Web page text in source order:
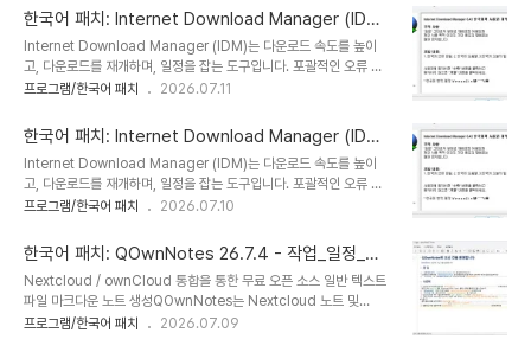
설치 명령을 실행..
가 매우 유용합니다.이 소프트웨어를 사용하면 최고의 개인 정보 보호
를 누릴 수 있으므로, 타인이 사용자의 활동을 감시하거나 기록하거나
악의적인 행위를 할 수 없습니다.2,500개 이상의 영역 지원시중에
나와 있는 다른 개인 정보 보호 소프트웨어는 쿠키와 브라우저 사용 기
록만 삭제하는 데 그치지 않고, 저희 소프트웨어는 더욱 심층적인 작업
니다. 이러한 파일들은 소중한 공간을..
한국어 패치: Internet Download Manager (IDM)
6.43 Build 5 - 최신 한국어 팩
Internet Download Manager (IDM)는 다운로드 속도를 높이
고, 다운로드를 재개하며, 일정을 잡는 도구입니다. 포괄적인 오류 복
구 및 재개 기능은 연결 끊김, 네트워크 문제, 컴퓨터 종료 또는 예기치
단한 그래픽 사용자 인터페이스로 IDM 사용자 친화적이고 사용하기
쉽습니다. Internet Download Manager는 지능형 동적 파일 분
할과 안전한 다중 부분 다운로드 기술을 갖춘 스마트 다운로드 로직 가
속기를 갖추고 있어 다운로드 속도를 가속화합니다. 다른 다운로드 관
리자 및 가속기와 달리, Internet Download Manager는 다운로
인..
프로그램/한국어 패치 2026.07.11
한국어 패치: Internet Download Manager (IDM)
6.43 Build 3 - 최신 한국어 팩
Internet Download Manager (IDM)는 다운로드 속도를 높이
고, 다운로드를 재개하며, 일정을 잡는 도구입니다. 포괄적인 오류 복
구 및 재개 기능은 연결 끊김, 네트워크 문제, 컴퓨터 종료 또는 예기치
단한 그래픽 사용자 인터페이스로 IDM 사용자 친화적이고 사용하기
쉽습니다. Internet Download Manager는 지능형 동적 파일 분
할과 안전한 다중 부분 다운로드 기술을 갖춘 스마트 다운로드 로직 가
속기를 갖추고 있어 다운로드 속도를 가속화합니다. 다른 다운로드 관
리자 및 가속기와 달리, Internet Download Manager는 다운로
프로그램/한국어 패치 2026.07.10
한국어 패치: QOwnNotes 26.7.4 - 작업_일정_메
모 동기화
Nextcloud / ownCloud 통합을 통한 무료 오픈 소스 일반 텍스트
파일 마크다운 노트 생성QOwnNotes는 Nextcloud 노트 및
ownCloud 노트와 함께 작동하는 GNU/Linux, macOS 및
프로그램/한국어 패치 2026.07.09